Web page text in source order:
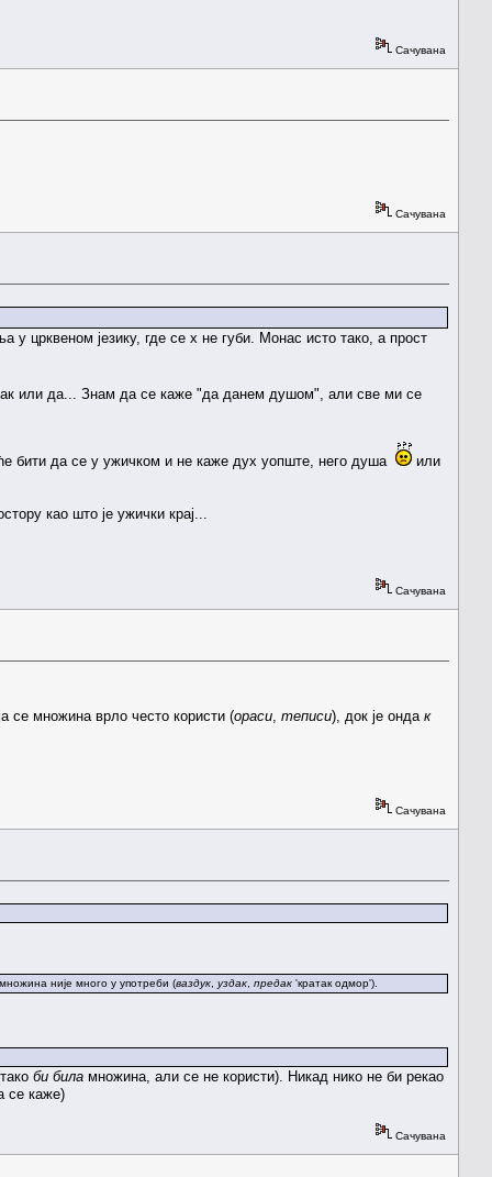
Сачувана
Сачувана
у црквеном језику, где се х не губи. Монас исто тако, а прост
или да... Знам да се каже "да данем душом", али све ми се
бити да се у ужичком и не каже дух уопште, него душа
или
као што је ужички крај...
Сачувана
се множина врло често користи (ораси теписи), док је онда к
Сачувана
није много у употреби (ваздук уздак предак 'кратак одмор').
би била множина, али се не користи). Никад нико не би рекао
се каже)
Сачувана